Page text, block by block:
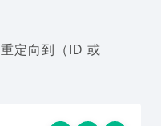
定向到（ID 或